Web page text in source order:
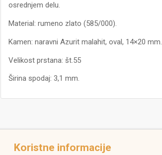
osrednjem delu.
Material: rumeno zlato (585/000).
Kamen: naravni Azurit malahit, oval, 14×20 mm.
Velikost prstana: št.55
Širina spodaj: 3,1 mm.
Koristne informacije